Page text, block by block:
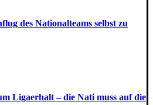
des Nationalteams selbst zu
Ligaerhalt – die Nati muss auf die